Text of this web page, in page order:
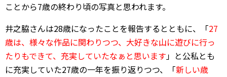
ことから7歳の終わり頃の写真と思われます。
井之脇さんは28歳になったことを報告するとともに、「27
歳は、様々な作品に関わりつつ、大好きな山に遊びに行っ
たりもできて、充実していたなぁと思います」と公私とも
に充実していた27歳の一年を振り返りつつ、「新しい歳